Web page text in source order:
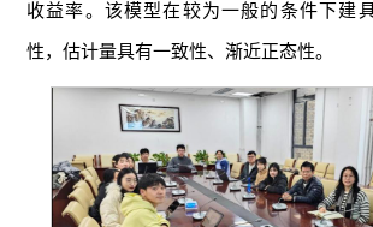
收益率。该模型在较为一般的条件下建
性，估计量具有一致性、渐近正态性。